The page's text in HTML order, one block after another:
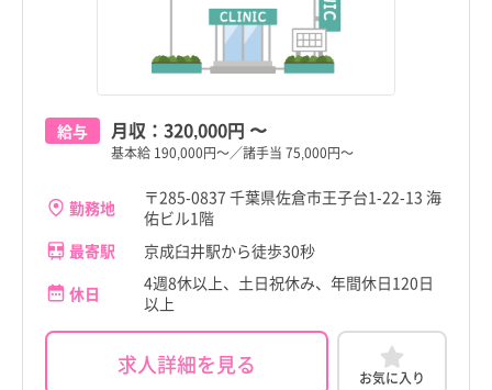
給与 月収： 320,000円 〜
基本給 190,000円～／諸手当 75,000円～
勤務地
〒285-0837 千葉県佐倉市王子台1-22-13 海
佑ビル1階
最寄駅
京成臼井駅から徒歩30秒
休日
4週8休以上、土日祝休み、年間休日120日
以上
求人詳細を見る お気に入り